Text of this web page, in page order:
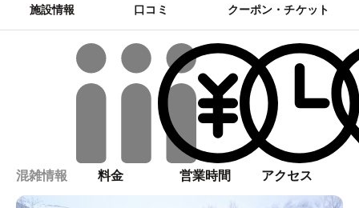
施設情報 口コミ クーポン・チケット
混雑情報 料金 営業時間 アクセス